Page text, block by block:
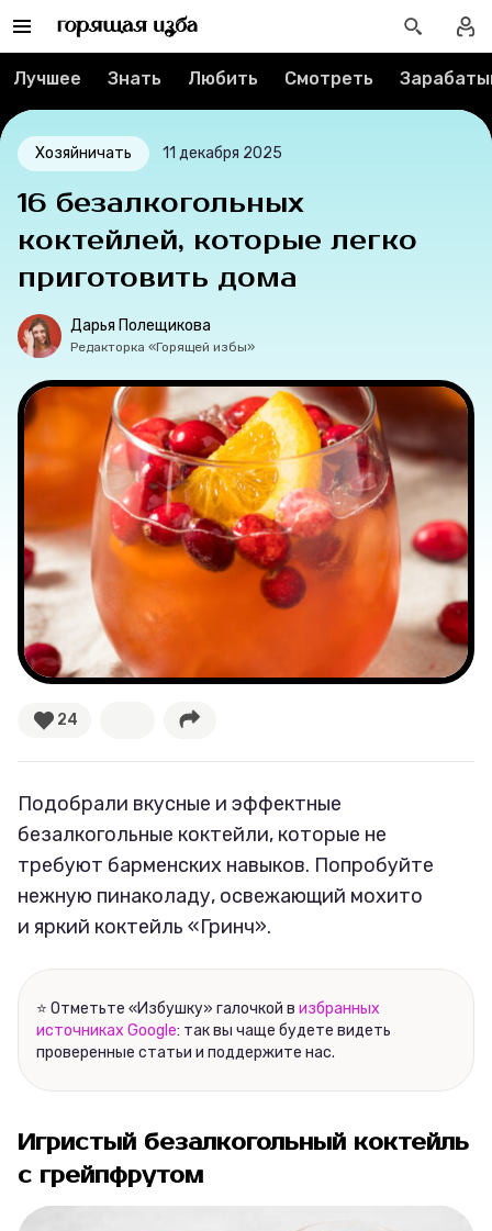
Тесты
Великие женщины
Тренды
Ваши истории
Соцсети
Лучшее Знать Любить Смотреть
Хозяйничать 11 декабря 2025
16 безалкогольных
коктейлей, которые легко
приготовить дома
Дарья Полещикова
Редакторка «Горящей избы»
24
Подобрали вкусные и эффектные
безалкогольные коктейли, которые не
требуют барменских навыков. Попробуйте
нежную пинаколаду, освежающий мохито
и яркий коктейль «Гринч».
⭐ Отметьте «Избушку» галочкой в избранных
источниках Google: так вы чаще будете видеть
проверенные статьи и поддержите нас.
Игристый безалкогольный коктейль
с грейпфрутом